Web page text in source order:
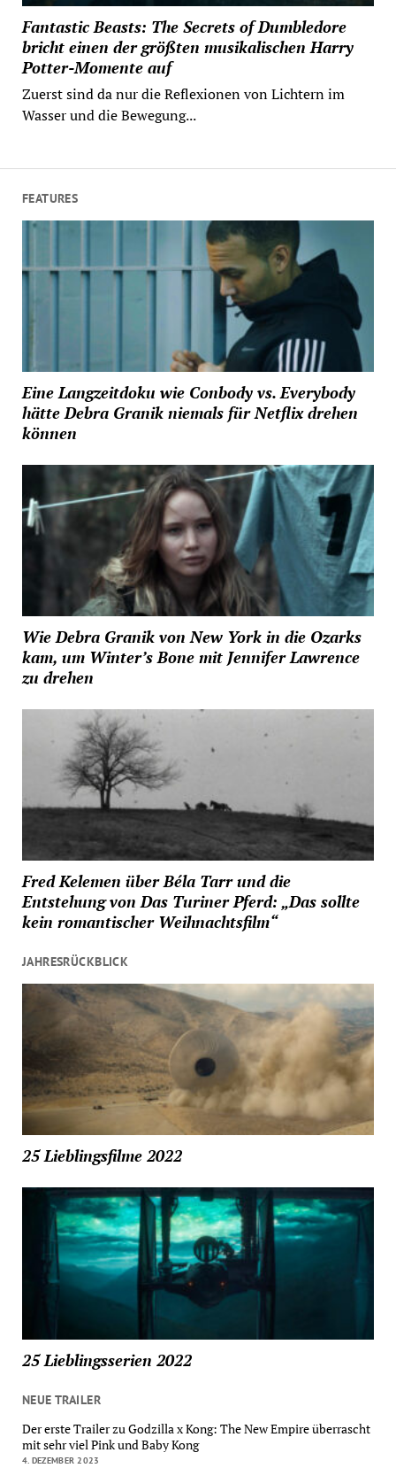
Fantastic Beasts: The Secrets of Dumbledore
bricht einen der größten musikalischen Harry
Potter-Momente auf
Zuerst sind da nur die Reflexionen von Lichtern im
Wasser und die Bewegung...
FEATURES
Eine Langzeitdoku wie Conbody vs. Everybody
hätte Debra Granik niemals für Netflix drehen
können
Wie Debra Granik von New York in die Ozarks
kam, um Winter’s Bone mit Jennifer Lawrence
zu drehen
Fred Kelemen über Béla Tarr und die
Entstehung von Das Turiner Pferd: „Das sollte
kein romantischer Weihnachtsfilm“
JAHRESRÜCKBLICK
25 Lieblingsfilme 2022
25 Lieblingsserien 2022
NEUE TRAILER
Der erste Trailer zu Godzilla x Kong: The New Empire überrascht
mit sehr viel Pink und Baby Kong
4. DEZEMBER 2023